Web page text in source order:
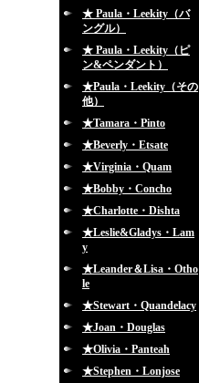
★ Paula・Leekity（バ
ングル）
★ Paula・Leekity（ピ
ン&ペンダント）
★Paula・Leekity（その
他）
★Tamara・Pinto
★Beverly・Etsate
★Virginia・Quam
★Bobby・Concho
★Charlotte・Dishta
★Leslie&Gladys・Lam
y
★Leander＆Lisa・Otho
le
★Stewart・Quandelacy
★Joan・Douglas
★Olivia・Panteah
★Stephen・Lonjose